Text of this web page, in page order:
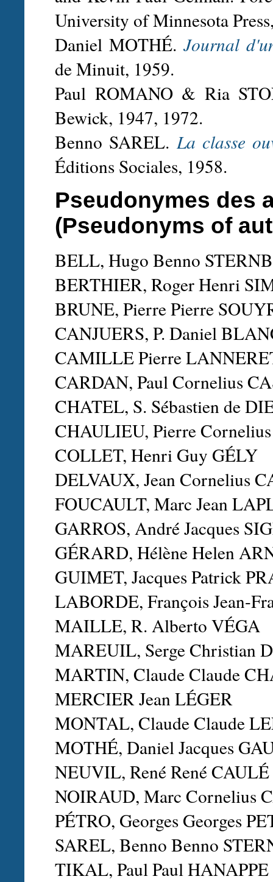
University of Minnesota
Daniel MOTHÉ.Journal
de Minuit, 1959.
Paul ROMANO & Ria
Bewick, 1947, 1972.
Benno SAREL.La classe
Éditions Sociales, 1958.
Pseudonymes des
(Pseudonyms of
BELL, Hugo Benno
BERTHIER, Roger Henri
BRUNE, Pierre Pierre
CANJUERS, P. Daniel
CAMILLE Pierre
CARDAN, Paul Cornelius
CHATEL, S. Sébastien de
CHAULIEU, Pierre
COLLET, Henri Guy GÉLY
DELVAUX, Jean Cornelius
FOUCAULT, Marc Jean
GARROS, André Jacques
GÉRARD, Hélène Helen
GUIMET, Jacques Patrick
LABORDE, François Jean-
MAILLE, R. Alberto VÉGA
MAREUIL, Serge Christian
MARTIN, Claude Claude
MERCIER Jean LÉGER
MONTAL, Claude Claude
MOTHÉ, Daniel Jacques
NEUVIL, René René CAULÉ
NOIRAUD, Marc Cornelius
PÉTRO, Georges Georges
SAREL, Benno Benno
TIKAL, Paul Paul HANAPPE